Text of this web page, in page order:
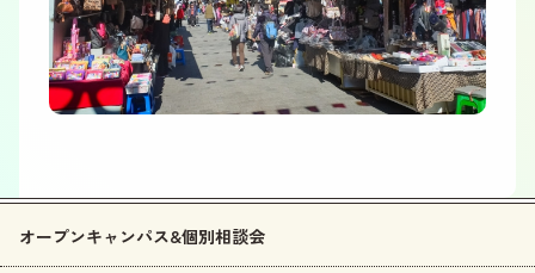
オープンキャンパス&個別相談会